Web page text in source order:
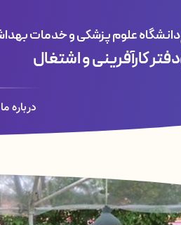
دانشگاه علوم پزشکی و خدمات
دفتر کارآفرینی و اشتغال
درباره ما